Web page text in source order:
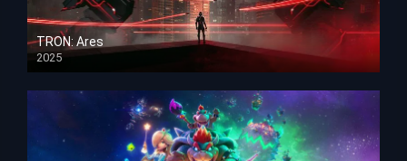
TRON: Ares
2025
HD 1080p